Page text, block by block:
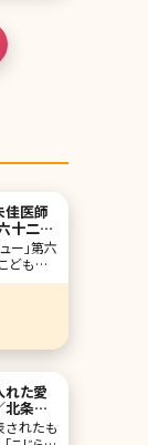
佳医師
十二
ー」第六
ものく
みか）先
療で長
した。
的な屋代
れた愛
北条か
れたも